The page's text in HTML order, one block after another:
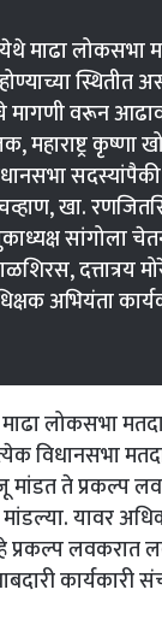
माढा लोकसभा
स्थितीत
मागणी वरून
महाराष्ट्र कृष्णा
खा.
सांगोला
दत्तात्रय
अभियंता
लोकसभा
विधानसभा
मांडत ते
यावर
हे प्रकल्प